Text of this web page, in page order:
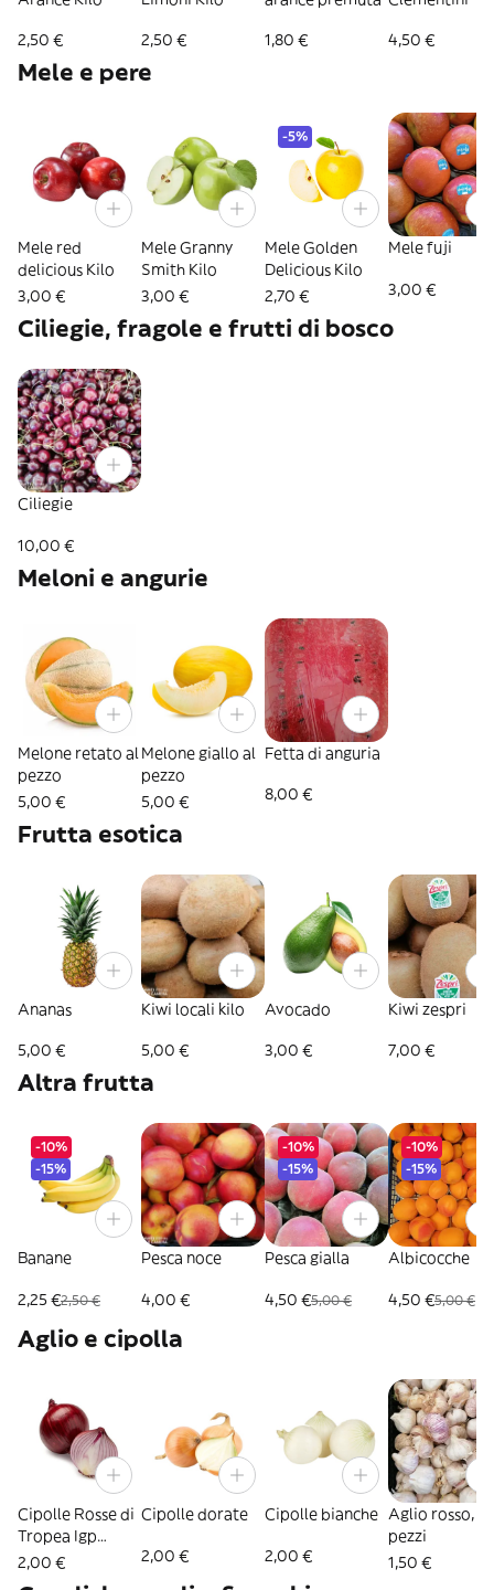
2,50 € 2,50 € 1,80 € 4,50 €
Mele e pere
Mele red
delicious Kilo
3,00 €
Mele Granny
Smith Kilo
3,00 €
-5%
Mele Golden
Delicious Kilo
2,70 €
Mele fuji
3,00 €
Ciliegie, fragole e frutti di bosco
Ciliegie
10,00 €
Meloni e angurie
Melone retato al
pezzo
5,00 €
Melone giallo al
pezzo
5,00 €
Fetta di anguria
8,00 €
Frutta esotica
Ananas
5,00 €
Kiwi locali kilo
5,00 €
Avocado
3,00 €
Kiwi zespri
7,00 €
Altra frutta
-10%
-15%
Banane
2,25 €2,50 €
Pesca noce
4,00 €
-10%
-15%
Pesca gialla
4,50 €5,00 €
-10%
-15%
Albicocche
4,50 €5,00 €
Aglio e cipolla
Cipolle Rosse di
Tropea Igp
500grammi
2,00 €
Cipolle dorate
2,00 €
Cipolle bianche
2,00 €
Aglio rosso, 2
pezzi
1,50 €